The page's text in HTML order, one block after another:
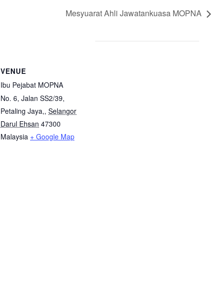
Mesyuarat Ahli Jawatankuasa MOPNA
VENUE
Ibu Pejabat MOPNA
No. 6, Jalan SS2/39,
Petaling Jaya,, Selangor
Darul Ehsan 47300
Malaysia + Google Map